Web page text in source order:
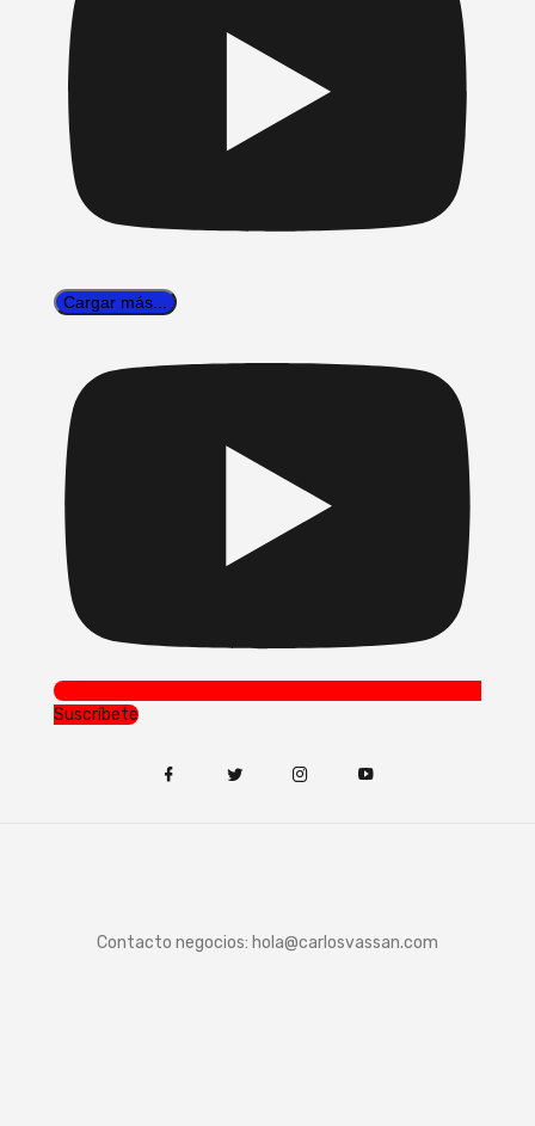
Cargar más...
Suscríbete
Contacto negocios: hola@carlosvassan.com